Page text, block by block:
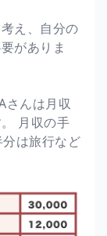
え、自分の
がありま
さんは月収
月収の手
は旅行など